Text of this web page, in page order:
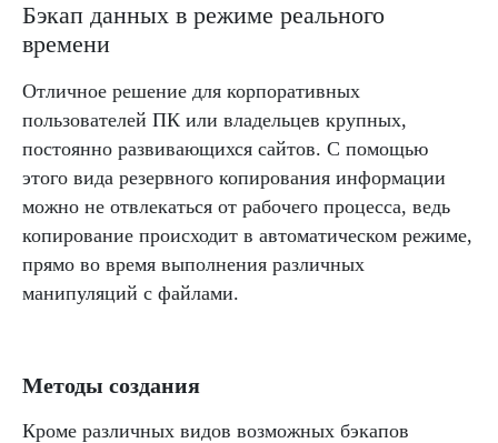
Бэкап данных в режиме реального
времени
Отличное решение для корпоративных
пользователей ПК или владельцев крупных,
постоянно развивающихся сайтов. С помощью
этого вида резервного копирования информации
можно не отвлекаться от рабочего процесса, ведь
копирование происходит в автоматическом режиме,
прямо во время выполнения различных
манипуляций с файлами.
Методы создания
Кроме различных видов возможных бэкапов